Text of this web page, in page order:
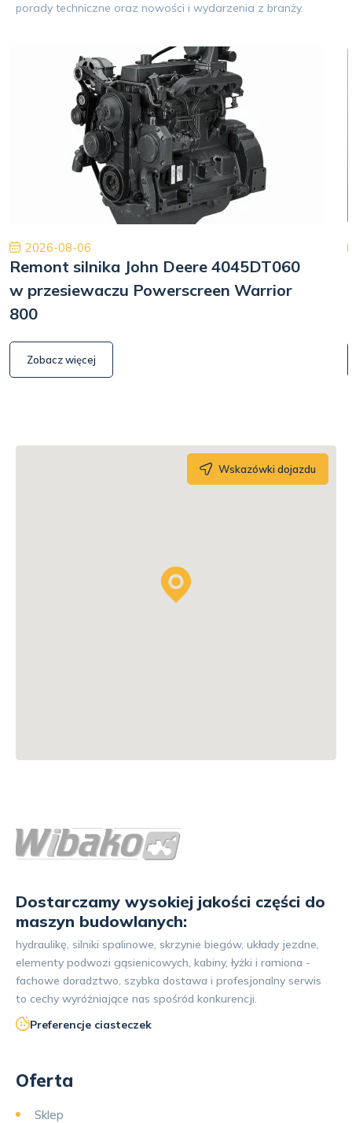
porady techniczne oraz nowości i wydarzenia z branży.
2026-08-06
Remont silnika John Deere 4045DT060
w przesiewaczu Powerscreen Warrior
800
Zobacz więcej
Wskazówki dojazdu
Dostarczamy wysokiej jakości części do
maszyn budowlanych:
hydraulikę, silniki spalinowe, skrzynie biegów, układy jezdne,
elementy podwozi gąsienicowych, kabiny, łyżki i ramiona -
fachowe doradztwo, szybka dostawa i profesjonalny serwis
to cechy wyróżniające nas spośród konkurencji.
Preferencje ciasteczek
Oferta
Sklep